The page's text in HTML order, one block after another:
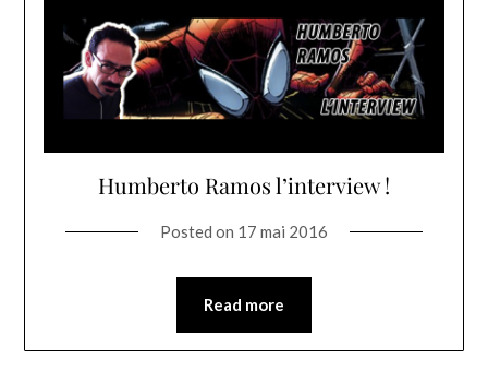
Humberto Ramos l’interview !
Posted on 17 mai 2016
Read more